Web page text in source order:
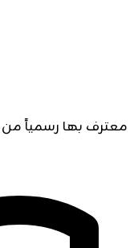
معترف بها رسمياً من